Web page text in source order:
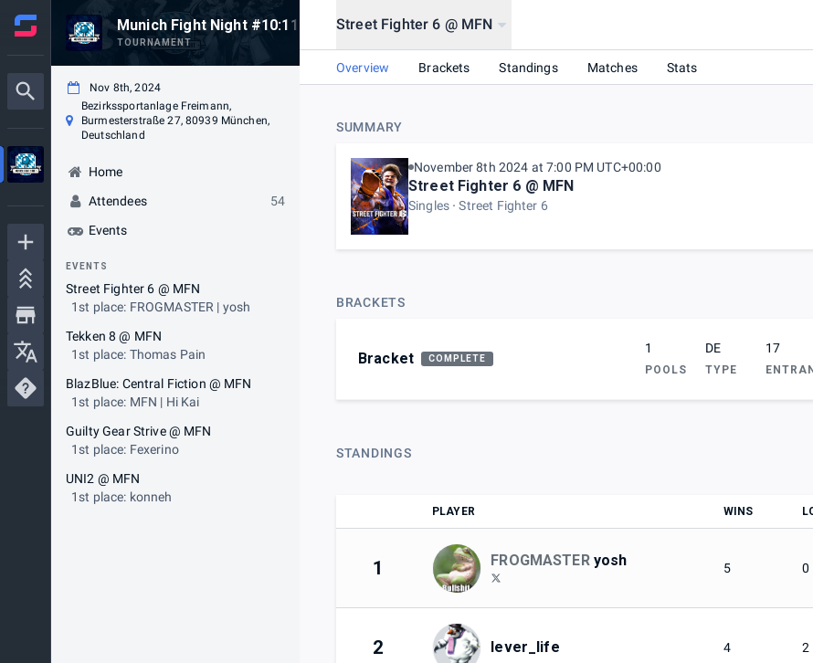
Munich Fight Night #10:11
TOURNAMENT
Nov 8th, 2024
Bezirkssportanlage Freimann,
Burmesterstraße 27, 80939 München,
Deutschland
Home
Attendees
54
Events
EVENTS
Street Fighter 6 @ MFN
1st place: FROGMASTER | yosh
Tekken 8 @ MFN
1st place: Thomas Pain
BlazBlue: Central Fiction @ MFN
1st place: MFN | Hi Kai
Guilty Gear Strive @ MFN
1st place: Fexerino
UNI2 @ MFN
1st place: konneh
Street Fighter 6 @ MFN
Overview Brackets Standings Matches Stats
SUMMARY
November 8th 2024 at 7:00 PM UTC+00:00
Street Fighter 6 @ MFN
Singles Street Fighter 6
BRACKETS
Bracket COMPLETE
1
POOLS
DE
TYPE
17
STANDINGS
PLAYER WINS
1 FROGMASTER yosh 5 0
2 lever_life 4 2